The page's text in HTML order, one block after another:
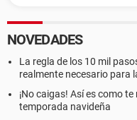
NOVEDADES
La regla de los 10 mil
realmente necesario para
¡No caigas! Así es como
temporada navideña